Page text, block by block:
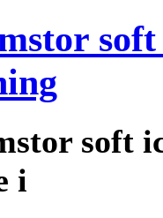
soft
i